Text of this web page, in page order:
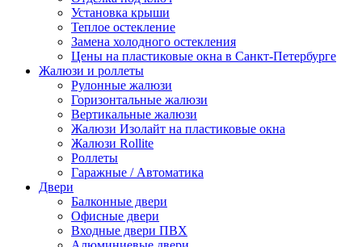
Установка крыши
Теплое остекление
Замена холодного остекления
Цены на пластиковые окна в Санкт-Петербурге
Жалюзи и роллеты
Рулонные жалюзи
Горизонтальные жалюзи
Вертикальные жалюзи
Жалюзи Изолайт на пластиковые окна
Жалюзи Rollite
Роллеты
Гаражные / Автоматика
Двери
Балконные двери
Офисные двери
Входные двери ПВХ